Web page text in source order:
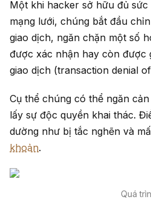
Một khi hacker sở hữu đủ
mạng lưới, chúng bắt đầu
giao dịch, ngăn chặn một số
được xác nhận hay còn được
giao dịch (transaction denial
Cụ thể chúng có thể ngăn
lấy sự độc quyền khai thác.
dường như bị tắc nghẽn và
khoản.
Quá